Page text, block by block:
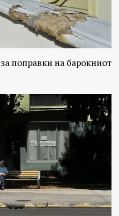
поправки на барокниот